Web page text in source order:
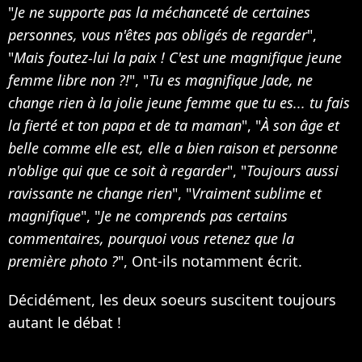
"Je ne supporte pas la méchanceté de certaines
personnes, vous n'êtes pas obligés de regarder",
"Mais foutez-lui la paix ! C'est une magnifique jeune
femme libre non ?!", "Tu es magnifique Jade, ne
change rien à la jolie jeune femme que tu es... tu fais
la fierté et ton papa et de ta maman", "À son âge et
belle comme elle est, elle a bien raison et personne
n'oblige qui que ce soit à regarder", "Toujours aussi
ravissante ne change rien", "Vraiment sublime et
magnifique", "Je ne comprends pas certains
commentaires, pourquoi vous retenez que la
première photo ?", Ont-ils notamment écrit.
Décidément, les deux soeurs suscitent toujours
autant le débat !